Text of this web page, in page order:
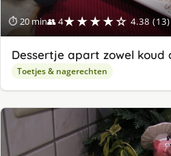
⏱ 20 min👥 4★★★★☆ 4.38 (13)
Dessertje apart zowel koud
Toetjes & nagerechten